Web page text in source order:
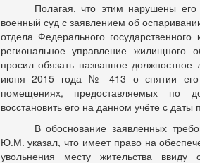
Полагая, что этим нарушены
военный суд с заявлением об
отдела Федерального
региональное управление
просил обязать названное
июня 2015 года № 413 о снятии
помещениях, предоставляемых по
восстановить его на данном учёте с даты
В обоснование заявленных
Ю.М. указал, что имеет право на
увольнения месту жительства ввиду